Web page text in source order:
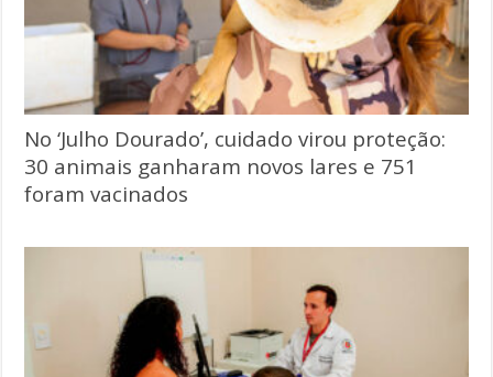
No ‘Julho Dourado’, cuidado virou proteção:
30 animais ganharam novos lares e 751
foram vacinados